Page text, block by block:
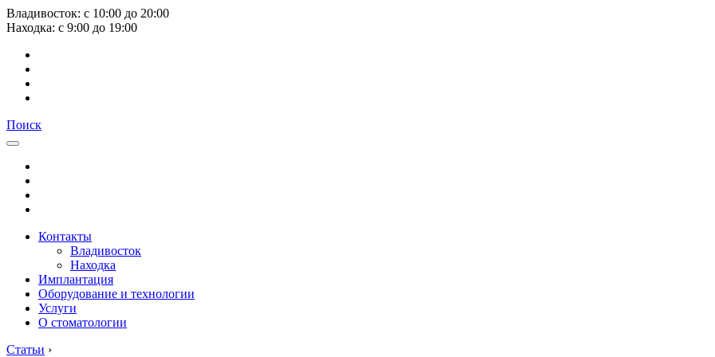
Владивосток: с 10:00 до 20:00
Находка: с 9:00 до 19:00
Поиск
Контакты
Владивосток
Находка
Имплантация
Оборудование и технологии
Услуги
О стоматологии
Статьи ›